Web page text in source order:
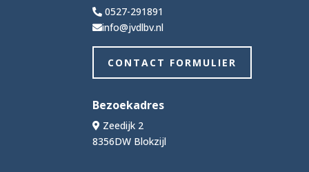
0527-291891
info@jvdlbv.nl
CONTACT FORMULIER
Bezoekadres
Zeedijk 2
8356DW Blokzijl